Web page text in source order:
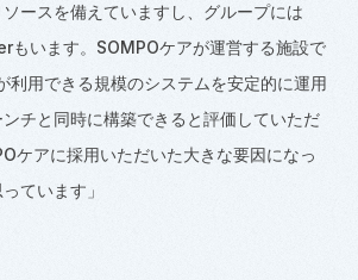
ースを備えていますし、グループには
もいます。 SOMPOケアが運営する施設で
利用できる規模のシステムを安定的に運用
チと同時に構築できると評価していただ
ケアに採用いただいた大きな要因になっ
ています」